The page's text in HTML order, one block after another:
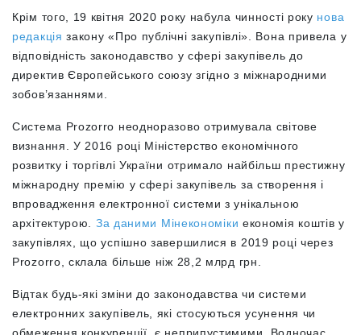
Крім того, 19 квітня 2020 року набула чинності року нова
редакціязакону «Про публічні закупівлі». Вона привела у
відповідність законодавство у сфері закупівель до
директив Європейського союзу згідно з міжнародними
зобов’язаннями.
Система Prozorro неодноразово отримувала світове
визнання. У 2016 році Міністерство економічного
розвитку і торгівлі України отримало найбільш престижну
міжнародну премію у сфері закупівель за створення і
впровадження електронної системи з унікальною
архітектурою.
За даними Мінекономіки економія коштів у
закупівлях, що успішно завершилися в 2019 році через
Prozorro, склала більше ніж 28,2 млрд грн.
Відтак будь-які зміни до законодавства чи системи
електронних закупівель, які стосуються усунення чи